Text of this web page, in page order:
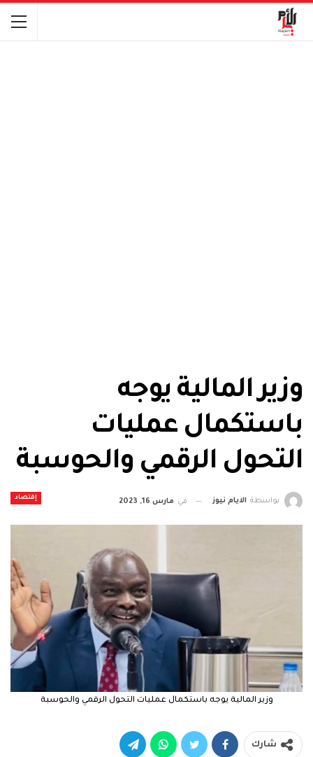
وزير المالية يوجه
باستكمال عمليات
التحول الرقمي والحوسبة
إقتصاد بواسطة الايام نيوز في مارس 16, 2023
وزير المالية يوجه باستكمال عمليات التحول الرقمي والحوسبة
شارك